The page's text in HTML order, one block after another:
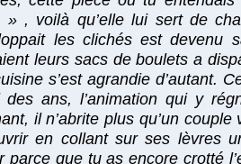
, voilà qu’elle lui sert de
les clichés est devenu
leurs sacs de boulets a
s’est agrandie d’autant.
ans, l’animation qui y
il n’abrite plus qu’un couple
en collant sur ses lèvres
que tu as encore crotté